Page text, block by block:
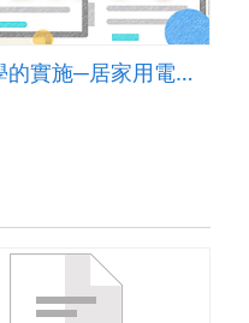
線上教學的實施─居家用電的安全